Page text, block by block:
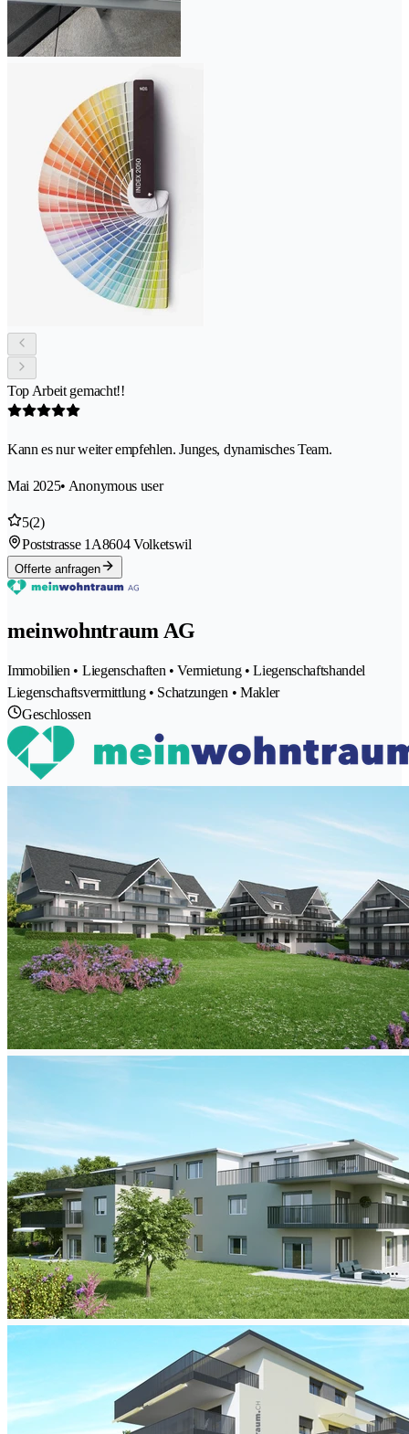
Top Arbeit gemacht!!
Kann es nur weiter empfehlen. Junges, dynamisches Team.
Mai 2025• Anonymous user
5(2)
Poststrasse 1A8604 Volketswil
Offerte anfragen
meinwohntraum AG
Immobilien • Liegenschaften • Vermietung • Liegenschaftshandel
Liegenschaftsvermittlung • Schatzungen • Makler
Geschlossen